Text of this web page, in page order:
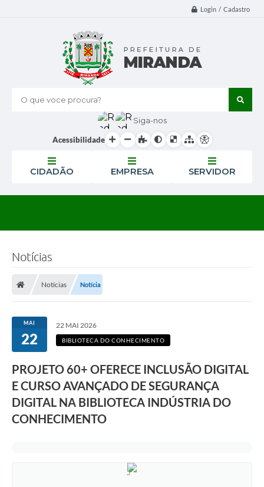
Login / Cadastro
O que voce procura?
Siga-nos
Acessibilidade
CIDADÃO EMPRESA SERVIDOR
Notícias
Notícias Notícia
MAI
22
22 MAI 2026
BIBLIOTECA DO CONHECIMENTO
PROJETO 60+ OFERECE INCLUSÃO DIGITAL
E CURSO AVANÇADO DE SEGURANÇA
DIGITAL NA BIBLIOTECA INDÚSTRIA DO
CONHECIMENTO